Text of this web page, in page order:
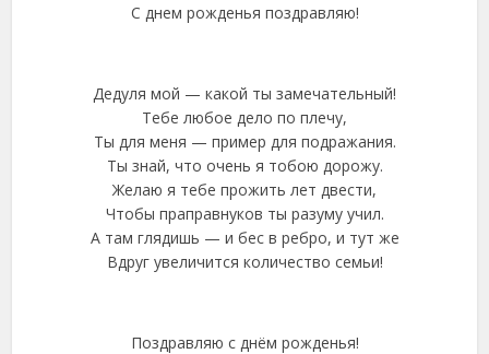
С днем рожденья поздравляю!
Дедуля мой — какой ты замечательный!
Тебе любое дело по плечу,
Ты для меня — пример для подражания.
Ты знай, что очень я тобою дорожу.
Желаю я тебе прожить лет двести,
Чтобы праправнуков ты разуму учил.
А там глядишь — и бес в ребро, и тут же
Вдруг увеличится количество семьи!
Поздравляю с днём рожденья!